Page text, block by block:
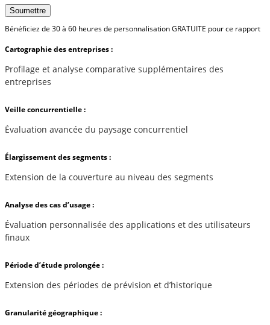
Soumettre
Bénéficiez de 30 à 60 heures de personnalisation GRATUITE pour ce rapport
Cartographie des entreprises :
Profilage et analyse comparative supplémentaires des
entreprises
Veille concurrentielle :
Évaluation avancée du paysage concurrentiel
Élargissement des segments :
Extension de la couverture au niveau des segments
Analyse des cas d’usage :
Évaluation personnalisée des applications et des utilisateurs
finaux
Période d’étude prolongée :
Extension des périodes de prévision et d’historique
Granularité géographique :